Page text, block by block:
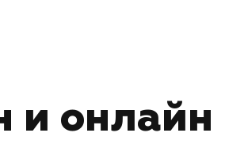
и онлайн